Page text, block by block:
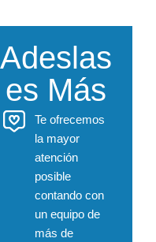
Adeslas
es Más
Te ofrecemos
la mayor
atención
posible
contando con
un equipo de
más de